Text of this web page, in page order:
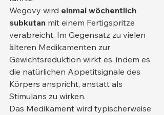
Wegovy wird einmal wöchentlich
subkutan mit einem Fertigspritze
verabreicht. Im Gegensatz zu vielen
älteren Medikamenten zur
Gewichtsreduktion wirkt es, indem es
die natürlichen Appetitsignale des
Körpers anspricht, anstatt als
Stimulans zu wirken.
Das Medikament wird typischerweise